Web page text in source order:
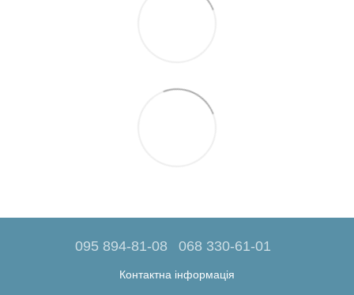
095 894-81-08 068 330-61-01
Контактна інформація